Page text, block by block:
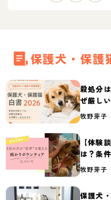
保護犬・保護
殺処分
ぜ厳し
体の実
牧野芽子
【体験
は？条
介
牧野芽子
保護犬